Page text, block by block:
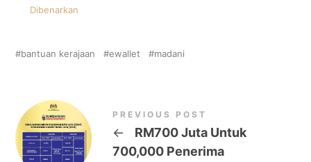
Dibenarkan
bantuan kerajaan ewallet madani
PREVIOUS POST
←
RM700 Juta Untuk
700,000 Penerima